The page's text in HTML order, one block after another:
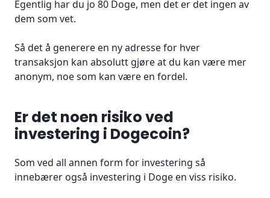
Egentlig har du jo 80 Doge, men det er det ingen av
dem som vet.
Så det å generere en ny adresse for hver
transaksjon kan absolutt gjøre at du kan være mer
anonym, noe som kan være en fordel.
Er det noen risiko ved
investering i Dogecoin?
Som ved all annen form for investering så
innebærer også investering i Doge en viss risiko.